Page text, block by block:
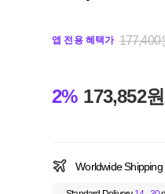
앱 전용 혜택가 177,400
2% 173,852원
Worldwide Shipping